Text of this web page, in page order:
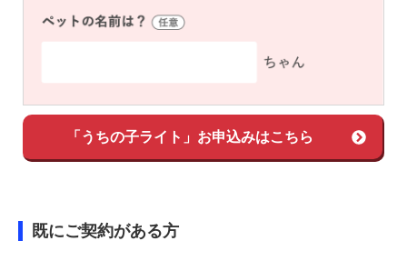
「うちの子ライト」お申込みはこちら
既にご契約がある方